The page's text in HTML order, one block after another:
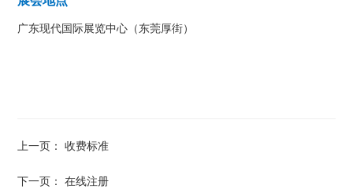
广东现代国际展览中心（东莞厚街）
上一页：收费标准
下一页：在线注册